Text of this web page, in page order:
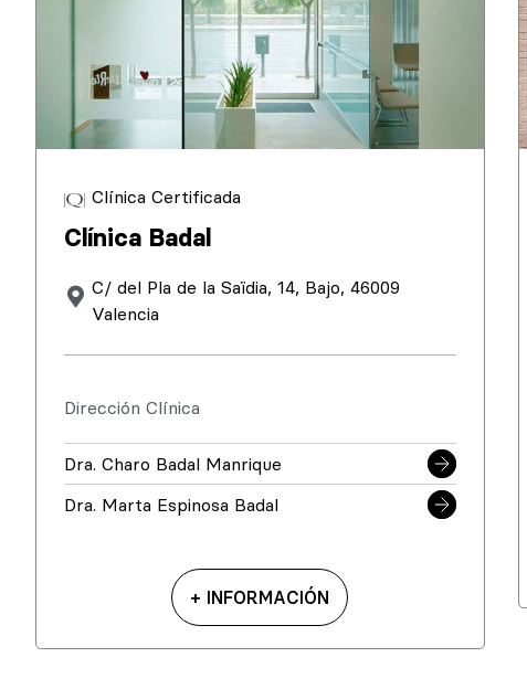
Clínica Certificada
Clínica Badal
C/ del Pla de la Saïdia, 14, Bajo, 46009
Valencia
Dirección Clínica
Dra. Charo Badal Manrique
Dra. Marta Espinosa Badal
+ INFORMACIÓN